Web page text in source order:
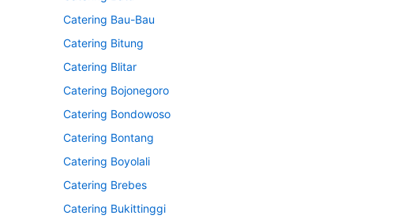
Catering Bau-Bau
Catering Bitung
Catering Blitar
Catering Bojonegoro
Catering Bondowoso
Catering Bontang
Catering Boyolali
Catering Brebes
Catering Bukittinggi